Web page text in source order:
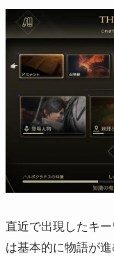
直近で出現したキ
は基本的に物語が